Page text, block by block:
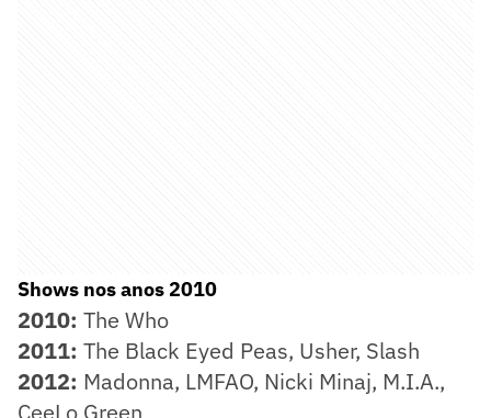
Shows nos anos 2010
2010: The Who
2011: The Black Eyed Peas, Usher, Slash
2012: Madonna, LMFAO, Nicki Minaj, M.I.A.,
CeeLo Green